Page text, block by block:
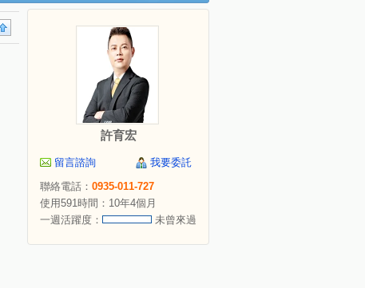
許育宏
留言諮詢
我要委託
聯絡電話： 0935-011-727
使用591時間：10年4個月
一週活躍度：
未曾來過